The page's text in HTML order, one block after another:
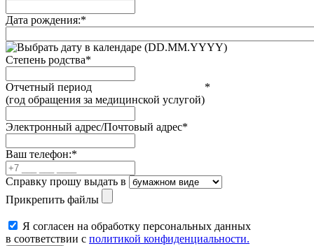
Дата рождения:*
(DD.MM.YYYY)
Степень родства*
Отчетный период
(год обращения за медицинской услугой)
*
Электронный адрес/Почтовый адрес*
Ваш телефон:*
Справку прошу выдать в
Прикрепить файлы
Я согласен на обработку персональных данных
в соответствии с политикой конфиденциальности.